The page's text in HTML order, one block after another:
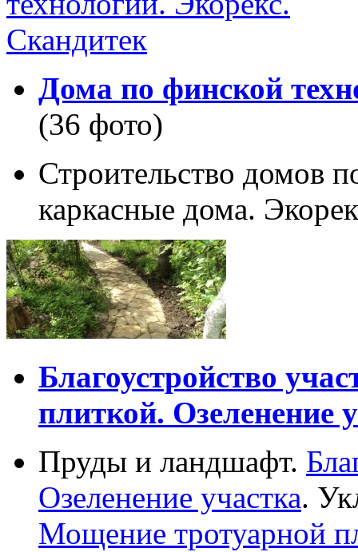
Дома по финской
(36 фото)
Строительство домов
каркасные дома.
Благоустройство
плиткой. Озеленение
Пруды и ландшафт.
Озеленение участка.
Мощение тротуарной